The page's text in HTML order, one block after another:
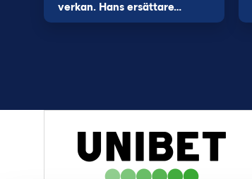
verkan. Hans ersättare…